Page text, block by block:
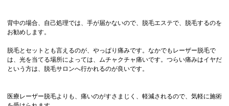
背中の場合、自己処理では、手が届かないので、脱毛エステで、脱毛するのを
お勧めします。
脱毛とセットとも言えるのが、やっぱり痛みです。なかでもレーザー脱毛で
は、光を当てる場所によっては、ムチャクチャ痛いです。つらい痛みはイヤだ
という方は、脱毛サロンへ行かれるのが良いです。
医療レーザー脱毛よりも、痛いのがすさまじく、軽減されるので、気軽に施術